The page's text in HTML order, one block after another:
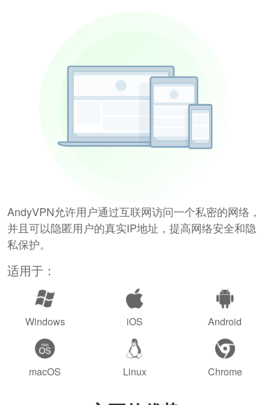
AndyVPN允许用户通过互联网访问一个私密的网络，
并且可以隐匿用户的真实IP地址，提高网络安全和隐
私保护。
适用于：
Windows iOS Android
macOS Linux Chrome